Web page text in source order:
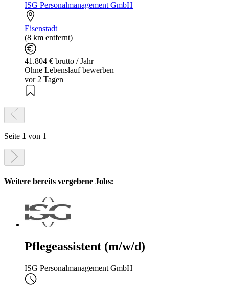
ISG Personalmanagement GmbH
Eisenstadt
(8 km entfernt)
41.804 € brutto / Jahr
Ohne Lebenslauf bewerben
vor 2 Tagen
Seite 1 von 1
Weitere bereits vergebene Jobs:
Pflegeassistent (m/w/d)
ISG Personalmanagement GmbH